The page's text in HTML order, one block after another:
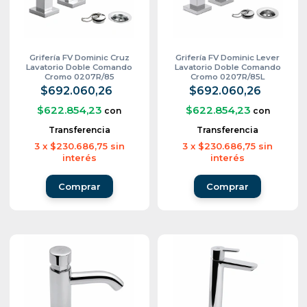
Grifería FV Dominic Cruz
Lavatorio Doble Comando
Cromo 0207R/85
$692.060,26
$622.854,23 con
Transferencia
3 x $230.686,75 sin
interés
Grifería FV Dominic Lever
Lavatorio Doble Comando
Cromo 0207R/85L
$692.060,26
$622.854,23 con
Transferencia
3 x $230.686,75 sin
interés